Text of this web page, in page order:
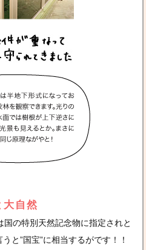
大自然
の特別天然記念物に指定されと
と”国宝”に相当するがです！！